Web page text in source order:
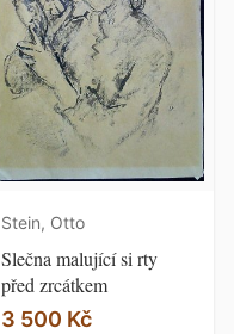
Stein, Otto
Slečna malující si rty
před zrcátkem
3 500 Kč